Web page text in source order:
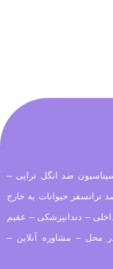
ضد انگل تراپی –
حیوانات به خارج
– دندانپزشکی – عقیم
محل – مشاوره آنلاین –